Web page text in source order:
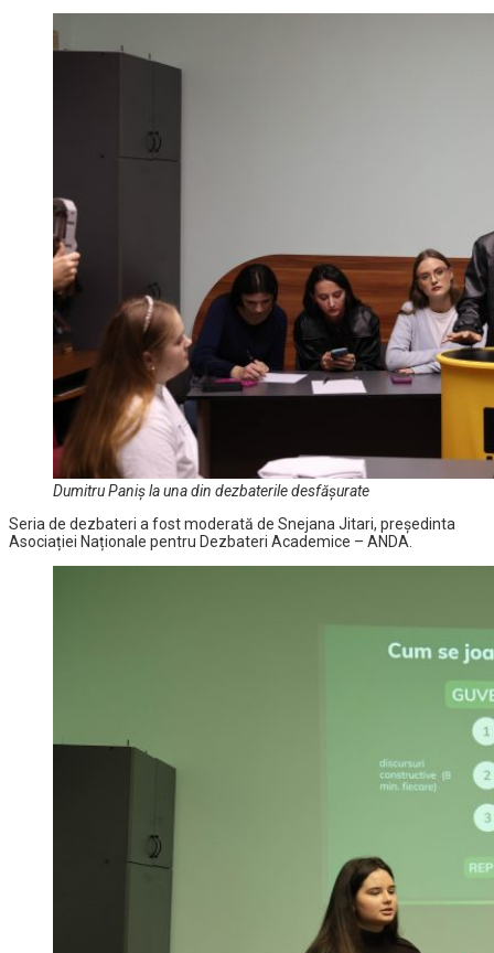
Dumitru Paniș la una din dezbaterile desfășurate
Seria de dezbateri a fost moderată de Snejana Jitari, președinta
Asociației Naționale pentru Dezbateri Academice – ANDA.